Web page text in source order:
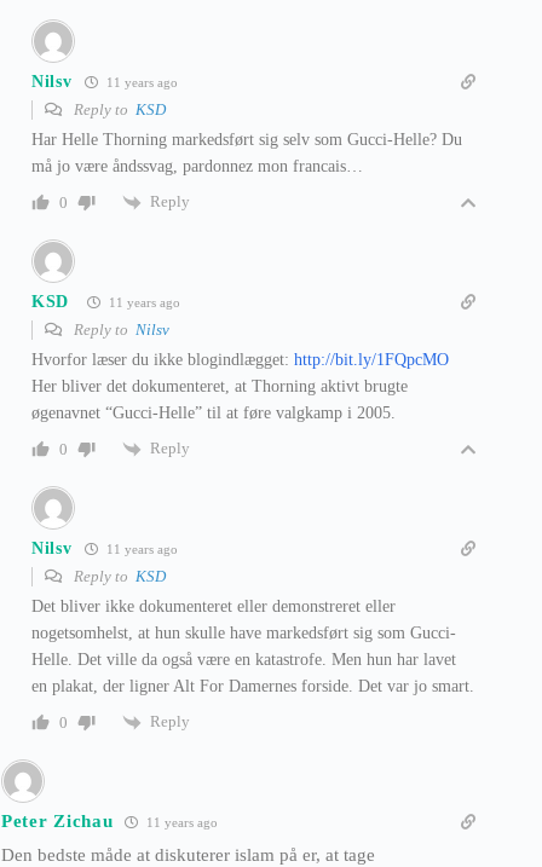
Nilsv 11 years ago
Reply to KSD
Har Helle Thorning markedsført sig selv som Gucci-Helle? Du
må jo være åndssvag, pardonnez mon francais…
0
Reply
KSD 11 years ago
Reply to Nilsv
Hvorfor læser du ikke blogindlægget: http://bit.ly/1FQpcMO
Her bliver det dokumenteret, at Thorning aktivt brugte
øgenavnet “Gucci-Helle” til at føre valgkamp i 2005.
0
Reply
Nilsv 11 years ago
Reply to KSD
Det bliver ikke dokumenteret eller demonstreret eller
nogetsomhelst, at hun skulle have markedsført sig som Gucci-
Helle. Det ville da også være en katastrofe. Men hun har lavet
en plakat, der ligner Alt For Damernes forside. Det var jo smart.
0
Reply
Peter Zichau 11 years ago
Den bedste måde at diskuterer islam på er, at tage